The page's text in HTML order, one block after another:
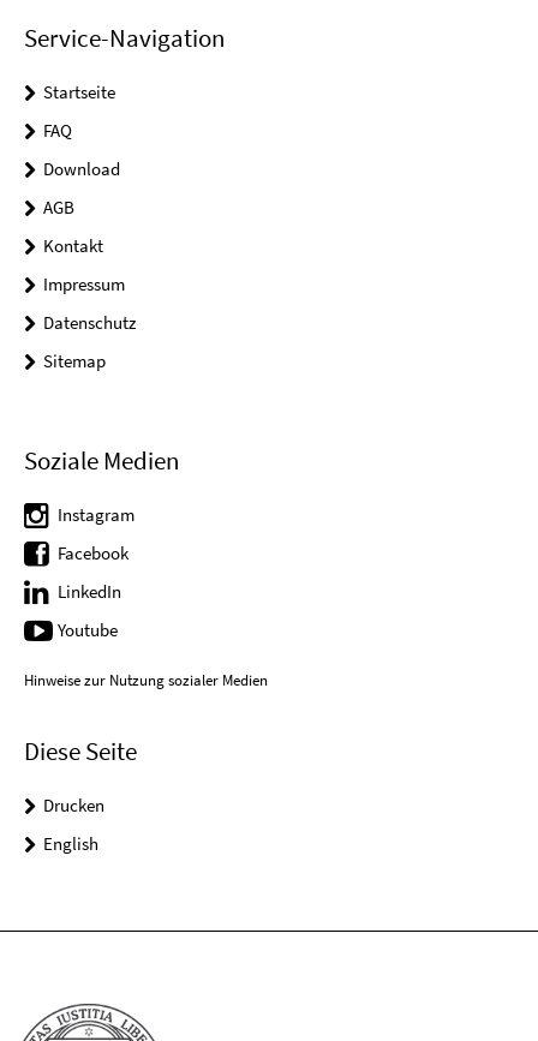
Service-Navigation
Startseite
FAQ
Download
AGB
Kontakt
Impressum
Datenschutz
Sitemap
Soziale Medien
Instagram
Facebook
LinkedIn
Youtube
Hinweise zur Nutzung sozialer Medien
Diese Seite
Drucken
English